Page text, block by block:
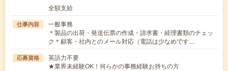
全額支給
仕事内容
一般事務
＊製品の出荷・発送伝票の作成・請求書・経理書類のチェッ
ク＊顧客・社内とのメール対応（電話は少なめです…
応募資格
英語力不要
★業界未経験OK！何らかの事務経験お持ちの方